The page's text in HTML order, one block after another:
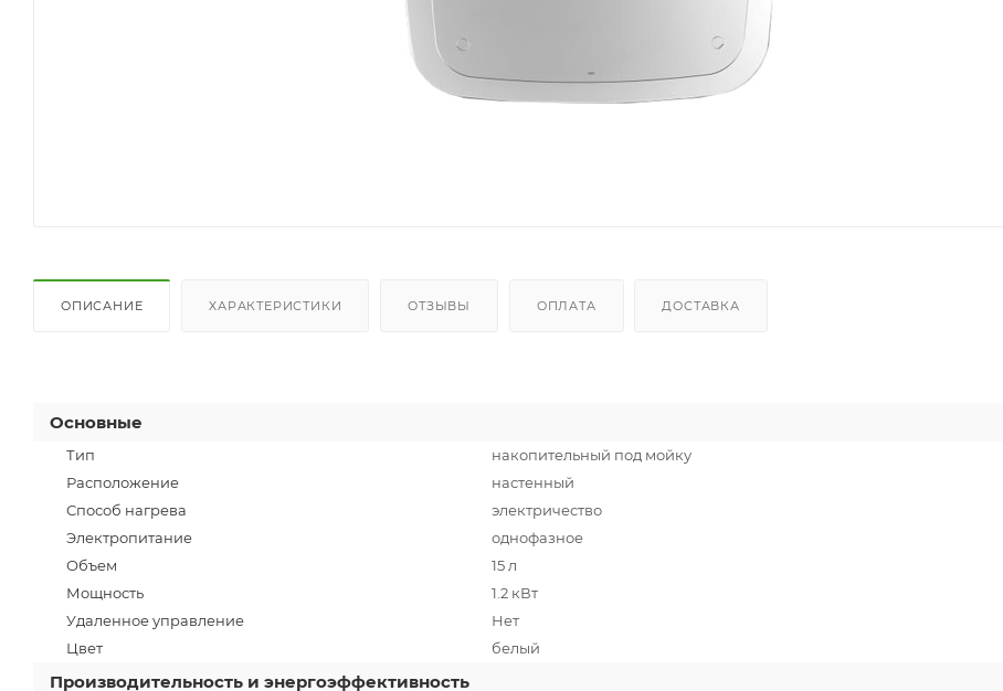
ОПИСАНИЕ ХАРАКТЕРИСТИКИ ОТЗЫВЫ ОПЛАТА ДОСТАВКА
Основные
Тип
накопительный под мойку
Расположение
настенный
Способ нагрева
электричество
Электропитание
однофазное
Объем
15 л
Мощность
1.2 кВт
Удаленное управление
Нет
Цвет
белый
Производительность и энергоэффективность